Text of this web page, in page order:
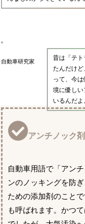
自動車研究家
昔は「テ
たんだけ
って、今
境に優し
いるんだよ
アンチノック剤
自動車用語で「アン
ンのノッキングを防
ための添加剤のこと
も呼ばれます。かつ